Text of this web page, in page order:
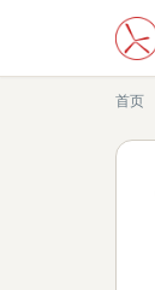
首页